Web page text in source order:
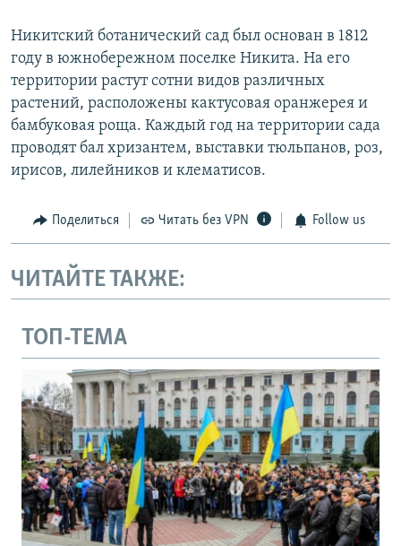
Никитский ботанический сад был основан в 1812
году в южнобережном поселке Никита. На его
территории растут сотни видов различных
растений, расположены кактусовая оранжерея и
бамбуковая роща. Каждый год на территории сада
проводят бал хризантем, выставки тюльпанов, роз,
ирисов, лилейников и клематисов.
Поделиться Читать без VPN Follow us
ЧИТАЙТЕ ТАКЖЕ:
ТОП-ТЕМА